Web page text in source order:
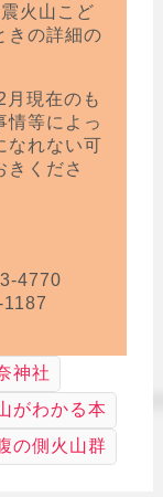
火山こど
きの詳細の
現在のも
情等によっ
なれない可
きくださ
4770
神社
がわかる本
の側火山群